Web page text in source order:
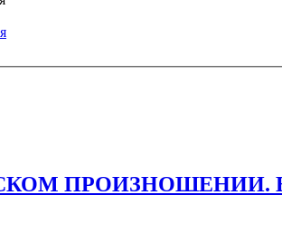
email и адрес сайта в этом браузере для
ПРОИЗНОШЕНИИ. Есть